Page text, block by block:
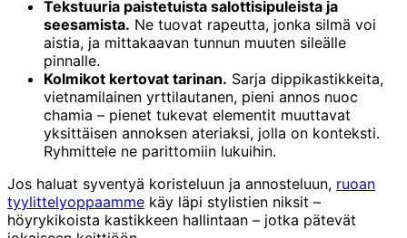
Tekstuuria paistetuista salottisipuleista ja
seesamista. Ne tuovat rapeutta, jonka silmä voi
aistia, ja mittakaavan tunnun muuten sileälle
pinnalle.
Kolmikot kertovat tarinan. Sarja dippikastikkeita,
vietnamilainen yrttilautanen, pieni annos nuoc
chamia – pienet tukevat elementit muuttavat
yksittäisen annoksen ateriaksi, jolla on konteksti.
Ryhmittele ne parittomiin lukuihin.
Jos haluat syventyä koristeluun ja annosteluun, ruoan
tyylittelyoppaamme käy läpi stylistien niksit –
höyrykikoista kastikkeen hallintaan – jotka pätevät